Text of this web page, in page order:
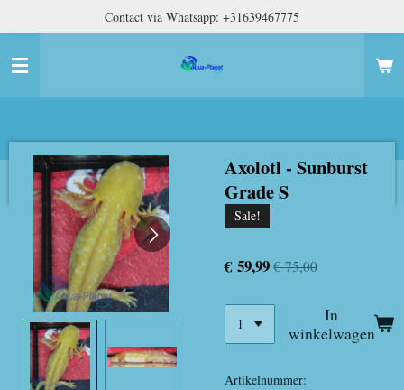
naar
hoofdinhoud
Contact via Whatsapp: +31639467775
Axolotl - Sunburst
Grade S
Sale!
€ 59,99 € 75,00
In
winkelwagen
Artikelnummer: